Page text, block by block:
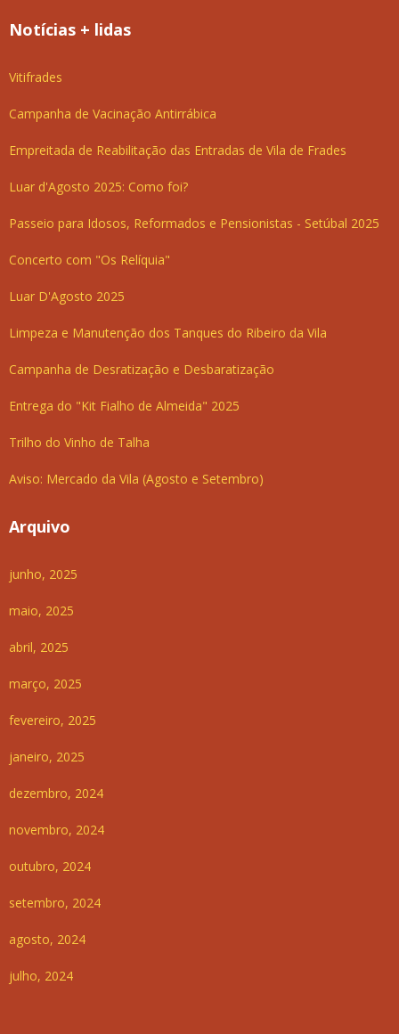
Notícias + lidas
Vitifrades
Campanha de Vacinação Antirrábica
Empreitada de Reabilitação das Entradas de Vila de Frades
Luar d'Agosto 2025: Como foi?
Passeio para Idosos, Reformados e Pensionistas - Setúbal 2025
Concerto com "Os Relíquia"
Luar D'Agosto 2025
Limpeza e Manutenção dos Tanques do Ribeiro da Vila
Campanha de Desratização e Desbaratização
Entrega do "Kit Fialho de Almeida" 2025
Trilho do Vinho de Talha
Aviso: Mercado da Vila (Agosto e Setembro)
Arquivo
junho, 2025
maio, 2025
abril, 2025
março, 2025
fevereiro, 2025
janeiro, 2025
dezembro, 2024
novembro, 2024
outubro, 2024
setembro, 2024
agosto, 2024
julho, 2024